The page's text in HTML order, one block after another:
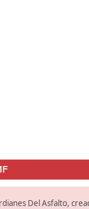
Del Asfalto,